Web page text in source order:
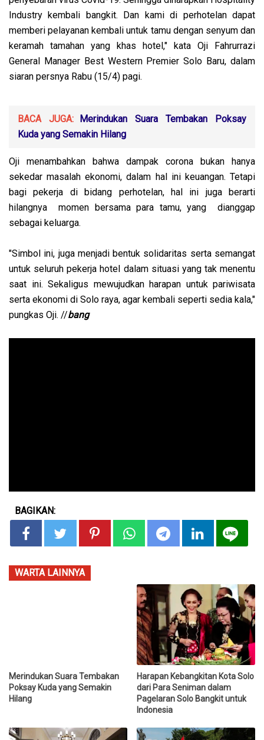
Industry kembali bangkit. Dan kami di perhotelan dapat
memberi pelayanan kembali untuk tamu dengan senyum dan
keramah tamahan yang khas hotel," kata Oji Fahrurrazi
General Manager Best Western Premier Solo Baru, dalam
siaran persnya Rabu (15/4) pagi.
BACA JUGA:
Merindukan Suara Tembakan Poksay
Kuda yang Semakin Hilang
Oji menambahkan bahwa dampak corona bukan hanya
sekedar masalah ekonomi, dalam hal ini keuangan. Tetapi
bagi pekerja di bidang perhotelan, hal ini juga berarti
hilangnya momen bersama para tamu, yang dianggap
sebagai keluarga.
"Simbol ini, juga menjadi bentuk solidaritas serta semangat
untuk seluruh pekerja hotel dalam situasi yang tak menentu
saat ini. Sekaligus mewujudkan harapan untuk pariwisata
serta ekonomi di Solo raya, agar kembali seperti sedia kala,"
pungkas Oji. //bang
BAGIKAN:
WARTA LAINNYA
Merindukan Suara Tembakan
Poksay Kuda yang Semakin
Hilang
Harapan Kebangkitan Kota Solo
dari Para Seniman dalam
Pagelaran Solo Bangkit untuk
Indonesia